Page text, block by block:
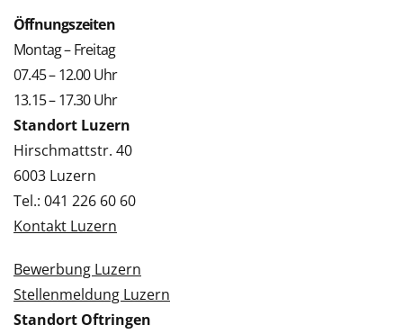
Öffnungszeiten
Montag – Freitag
07.45 – 12.00 Uhr
13.15 – 17.30 Uhr
Standort Luzern
Hirschmattstr. 40
6003 Luzern
Tel.: 041 226 60 60
Kontakt Luzern
Bewerbung Luzern
Stellenmeldung Luzern
Standort Oftringen